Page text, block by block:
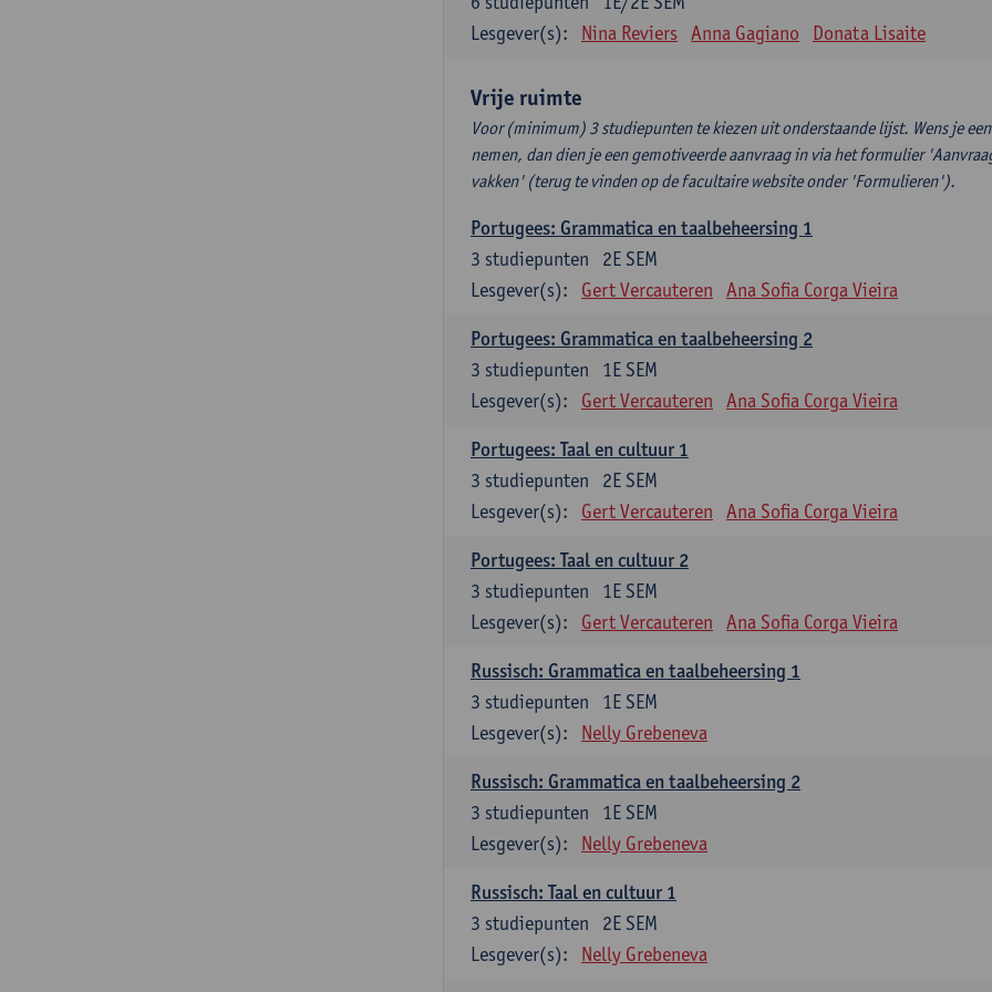
Lesgever(s):
Nina Reviers Anna Gagiano Donata Lisaite
Vrije ruimte
Voor (minimum) 3 studiepunten te kiezen uit onderstaande lijst. Wens je
nemen, dan dien je een gemotiveerde aanvraag in via het formulier
vakken' (terug te vinden op de facultaire website onder 'Formulieren').
Portugees: Grammatica en taalbeheersing 1
2E SEM
3 studiepunten
Lesgever(s):
Gert Vercauteren Ana Sofia Corga Vieira
Portugees: Grammatica en taalbeheersing 2
1E SEM
3 studiepunten
Lesgever(s):
Gert Vercauteren Ana Sofia Corga Vieira
Portugees: Taal en cultuur 1
2E SEM
3 studiepunten
Lesgever(s):
Gert Vercauteren Ana Sofia Corga Vieira
Portugees: Taal en cultuur 2
1E SEM
3 studiepunten
Lesgever(s):
Gert Vercauteren Ana Sofia Corga Vieira
Russisch: Grammatica en taalbeheersing 1
1E SEM
3 studiepunten
Lesgever(s):
Nelly Grebeneva
Russisch: Grammatica en taalbeheersing 2
1E SEM
3 studiepunten
Lesgever(s):
Nelly Grebeneva
Russisch: Taal en cultuur 1
2E SEM
3 studiepunten
Lesgever(s):
Nelly Grebeneva